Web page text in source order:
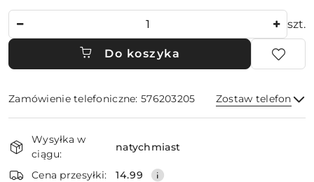
szt.
Do koszyka
Zamówienie telefoniczne: 576203205 Zostaw telefon
i
dostawa
Wysyłka w
ciągu:
natychmiast
Cena przesyłki: 14.99